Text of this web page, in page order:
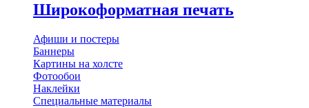
Широкоформатная печать
Афиши и постеры
Баннеры
Картины на холсте
Фотообои
Наклейки
Специальные материалы